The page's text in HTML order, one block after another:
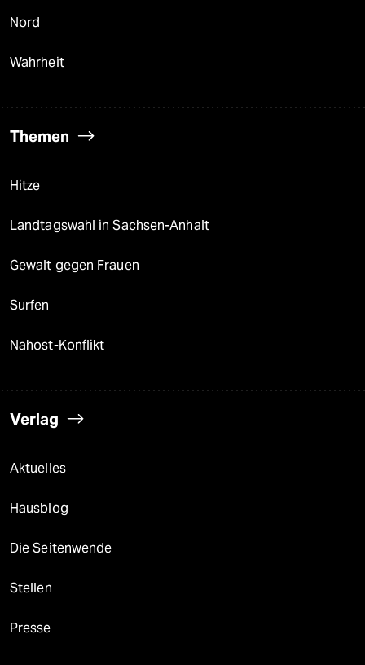
Nord
Wahrheit
Themen
Hitze
Landtagswahl in Sachsen-Anhalt
Gewalt gegen Frauen
Surfen
Nahost-Konflikt
Verlag
Aktuelles
Hausblog
Die Seitenwende
Stellen
Presse